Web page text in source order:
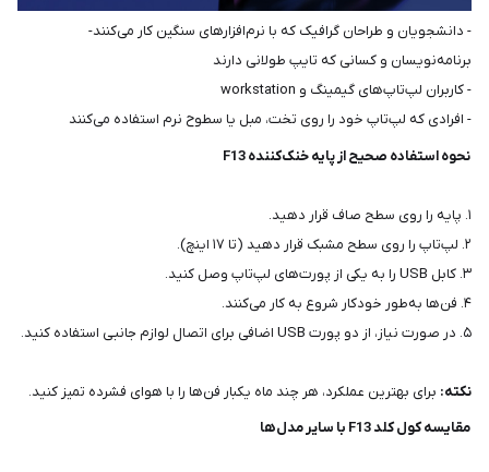
- دانشجویان و طراحان گرافیک که با نرم‌افزارهای سنگین کار می‌کنند-
برنامه‌نویسان و کسانی که تایپ طولانی دارند
- کاربران لپ‌تاپ‌های گیمینگ و workstation
- افرادی که لپ‌تاپ خود را روی تخت، مبل یا سطوح نرم استفاده می‌کنند
نحوه استفاده صحیح از پایه خنک‌کننده F13
۱. پایه را روی سطح صاف قرار دهید.
۲. لپ‌تاپ را روی سطح مشبک قرار دهید (تا ۱۷ اینچ).
۳. کابل USB را به یکی از پورت‌های لپ‌تاپ وصل کنید.
۴. فن‌ها به‌طور خودکار شروع به کار می‌کنند.
۵. در صورت نیاز، از دو پورت USB اضافی برای اتصال لوازم جانبی استفاده کنید.
نکته: برای بهترین عملکرد، هر چند ماه یکبار فن‌ها را با هوای فشرده تمیز کنید.
مقایسه کول کلد F13 با سایر مدل‌ها